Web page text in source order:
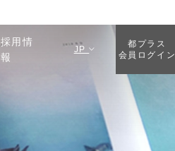
採用情
報
JP
都プラス
会員ログイン